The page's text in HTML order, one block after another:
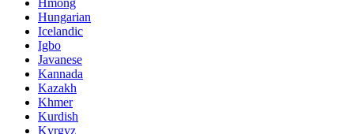
Hungarian
Icelandic
Igbo
Javanese
Kannada
Kazakh
Khmer
Kurdish
Kyrgyz